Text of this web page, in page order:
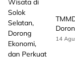
14